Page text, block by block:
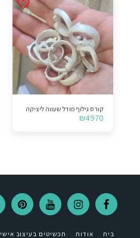
קורס גילוף מודל שעווה ליציקה
₪4970
בית אודות תכשיטים בעיצוב אישי